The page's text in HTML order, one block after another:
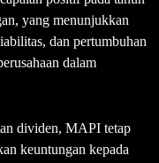
yang menunjukkan
dan pertumbuhan
dalam
dividen, MAPI tetap
keuntungan kepada